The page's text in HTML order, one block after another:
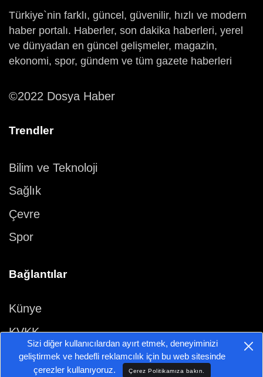
Türkiye`nin farklı, güncel, güvenilir, hızlı ve modern
haber portalı. Haberler, son dakika haberleri, yerel
ve dünyadan en güncel gelişmeler, magazin,
ekonomi, spor, gündem ve tüm gazete haberleri
©2022 Dosya Haber
Trendler
Bilim ve Teknoloji
Sağlık
Çevre
Spor
Bağlantılar
Künye
KVKK
İletişim
Sizi diğer kullanıcılardan ayırt etmek, deneyiminizi
geliştirmek ve hedefli reklamcılık için bu web sitesinde
çerezler kullanıyoruz.
Çerez Politikamıza bakın.